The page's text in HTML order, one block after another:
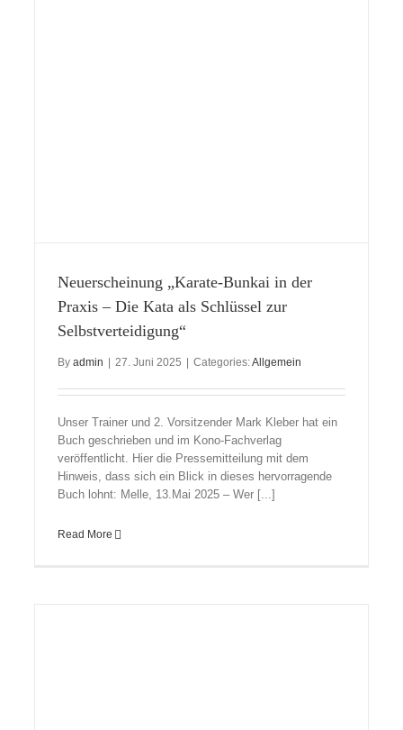
Neuerscheinung „Karate-Bunkai in der
Praxis – Die Kata als Schlüssel zur
Selbstverteidigung“
By admin 27. Juni 2025 Categories:Allgemein
Unser Trainer und 2. Vorsitzender Mark Kleber hat ein
Buch geschrieben und im Kono-Fachverlag
veröffentlicht. Hier die Pressemitteilung mit dem
Hinweis, dass sich ein Blick in dieses hervorragende
Buch lohnt: Melle, 13.Mai 2025 – Wer [...]
Read More